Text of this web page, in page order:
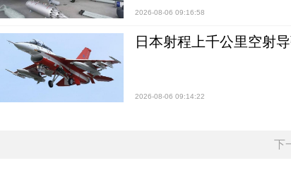
2026-08-06 09:16:58
日本射程上千公里空射
2026-08-06 09:14:22
下